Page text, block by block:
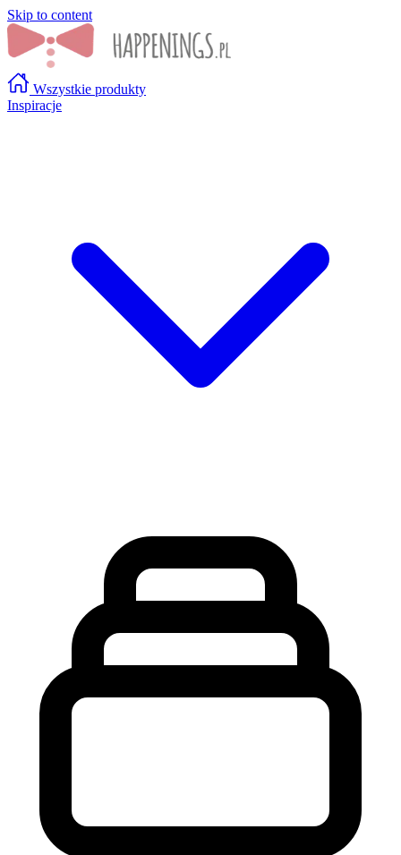
Skip to content
Wszystkie produkty
Inspiracje